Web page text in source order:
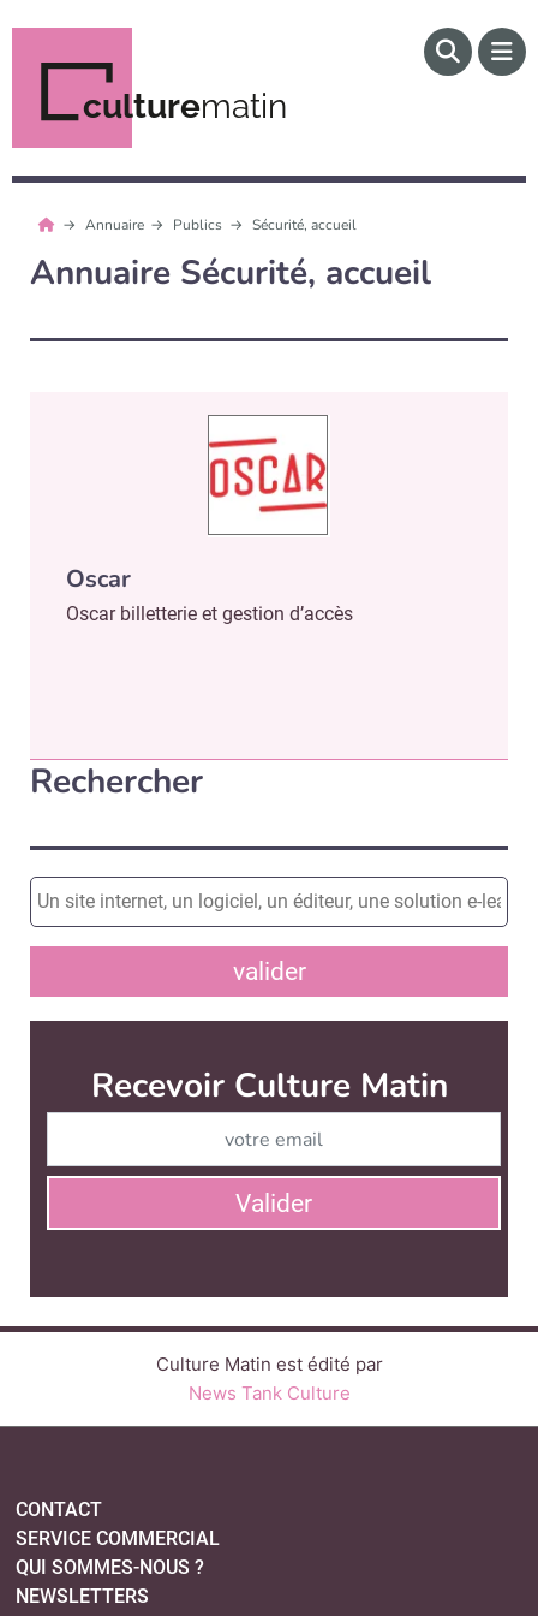
culturematin
Annuaire Publics Sécurité, accueil
Annuaire Sécurité, accueil
Oscar
Oscar billetterie et gestion d’accès
Rechercher
valider
Recevoir Culture Matin
Valider
Culture Matin est édité par
News Tank Culture
CONTACT
SERVICE COMMERCIAL
QUI SOMMES-NOUS ?
NEWSLETTERS